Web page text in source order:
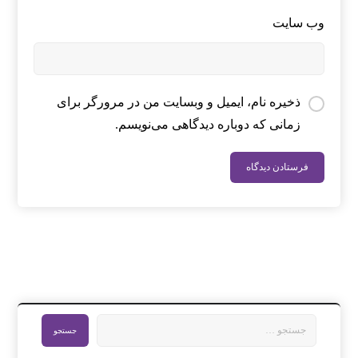
وب‌ سایت
ذخیره نام، ایمیل و وبسایت من در مرورگر برای
زمانی که دوباره دیدگاهی می‌نویسم.